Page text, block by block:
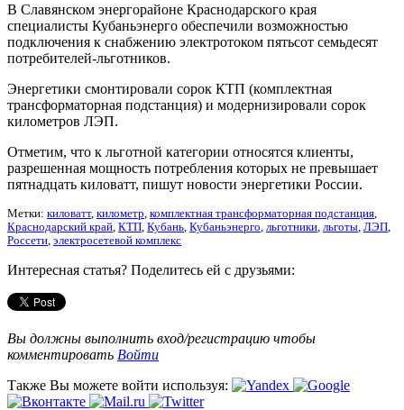
В Славянском энергорайоне Краснодарского края
специалисты Кубаньэнерго обеспечили возможностью
подключения к снабжению электротоком пятьсот семьдесят
потребителей-льготников.
Энергетики смонтировали сорок КТП (комплектная
трансформаторная подстанция) и модернизировали сорок
километров ЛЭП.
Отметим, что к льготной категории относятся клиенты,
разрешенная мощность потребления которых не превышает
пятнадцать киловатт, пишут новости энергетики России.
Метки: киловатт, километр, комплектная трансформаторная подстанция,
Краснодарский край, КТП, Кубань, Кубаньэнерго, льготники, льготы, ЛЭП,
Россети, электросетевой комплекс
Интересная статья? Поделитесь ей с друзьями:
Вы должны выполнить вход/регистрацию чтобы
комментировать Войти
Также Вы можете войти используя: